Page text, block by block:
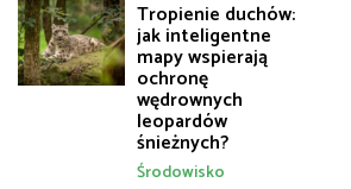
Tropienie duchów:
jak inteligentne
mapy wspierają
ochronę
wędrownych
leopardów
śnieżnych?
Środowisko